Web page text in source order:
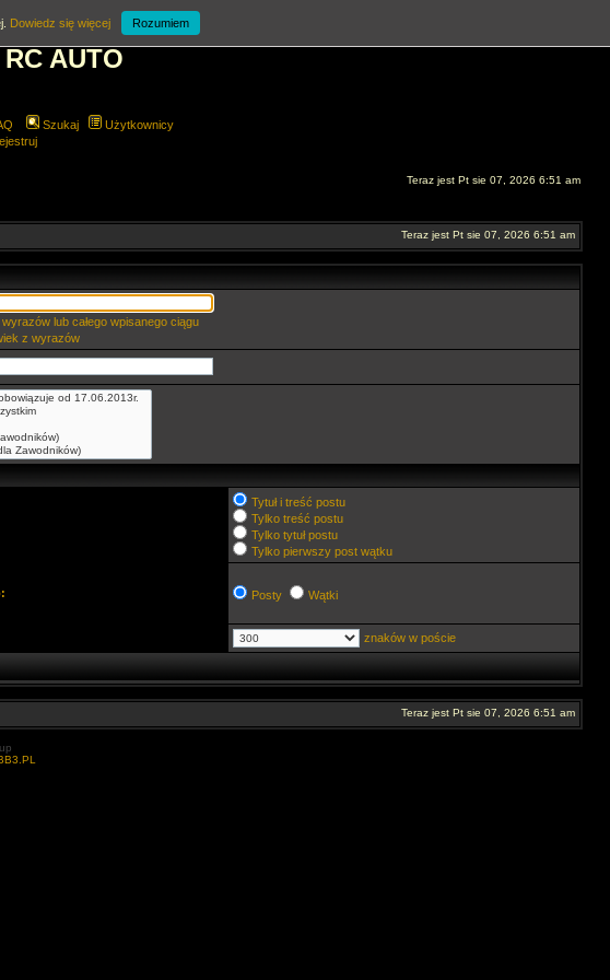
AUTO
Szukaj
Użytkownicy
Teraz jest Pt sie 07, 2026 6:51 am
Teraz jest Pt sie 07, 2026 6:51 am
lub całego wpisanego ciągu
z wyrazów
Tytuł i treść postu
Tylko treść postu
Tylko tytuł postu
Tylko pierwszy post wątku
Posty Wątki
znaków w poście
Teraz jest Pt sie 07, 2026 6:51 am
Dowiedz się więcej Rozumiem